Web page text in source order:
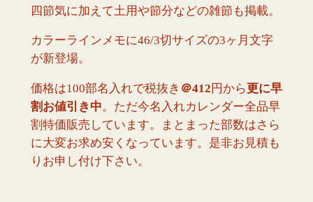
四節気に加えて土用や節分などの雑節も掲載。
カラーラインメモに46/3切サイズの3ヶ月文字
が新登場。
価格は100部名入れで税抜き ＠412 円から更に早
割お値引き中。ただ今名入れカレンダー全品早
割特価販売しています。まとまった部数はさら
に大変お求め安くなっています。是非お見積も
りお申し付け下さい。